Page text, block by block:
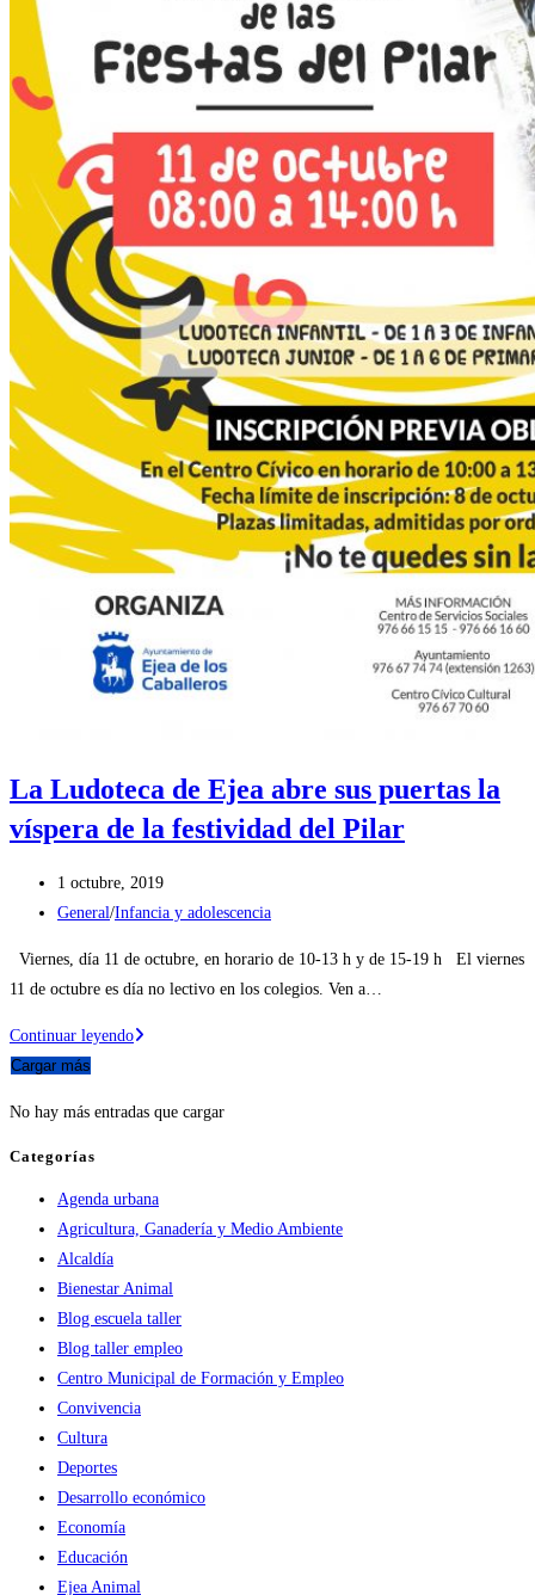
traje
de
Fiestas
Pilar
La Ludoteca de Ejea abre sus puertas la
víspera de la festividad del Pilar
Publicación
de
entrada:
1 octubre, 2019
Categoría
General/Infancia y adolescencia
Viernes, día 11 de octubre, en horario de 10-13 h y de 15-19 h El viernes
11 de octubre es día no lectivo en los colegios. Ven a…
Continuar leyendoLa
Ejea
festividad
Cargar más
No hay más entradas que cargar
Categorías
Agenda urbana
Agricultura, Ganadería y Medio Ambiente
Alcaldía
Bienestar Animal
Blog escuela taller
Blog taller empleo
Centro Municipal de Formación y Empleo
Convivencia
Cultura
Deportes
Desarrollo económico
Economía
Educación
Ejea Animal